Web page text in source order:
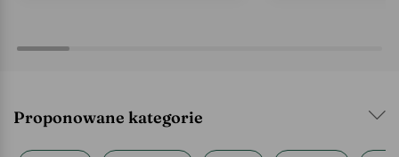
Proponowane kategorie